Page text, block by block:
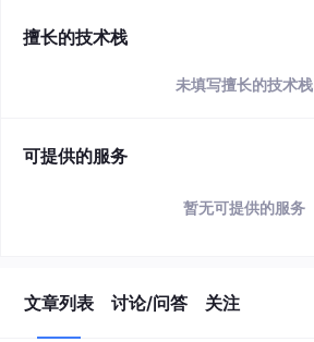
擅长的技术栈
未填写擅长的技术栈
可提供的服务
暂无可提供的服务
文章列表 讨论/问答 关注